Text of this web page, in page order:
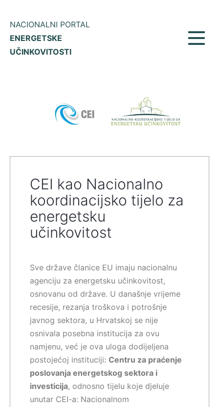
NACIONALNI PORTAL
ENERGETSKE
UČINKOVITOSTI
CEI kao Nacionalno
koordinacijsko tijelo za
energetsku
učinkovitost
Sve države članice EU imaju nacionalnu
agenciju za energetsku učinkovitost,
osnovanu od države. U današnje vrijeme
recesije, rezanja troškova i potrošnje
javnog sektora, u Hrvatskoj se nije
osnivala posebna institucija za ovu
namjenu, već je ova uloga dodijeljena
postojećoj instituciji: Centru za praćenje
poslovanja energetskog sektora i
investicija, odnosno tijelu koje djeluje
unutar CEI-a: Nacionalnom